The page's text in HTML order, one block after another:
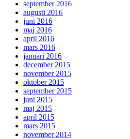
september 2016
augusti 2016
juni 2016
maj 2016
april 2016
mars 2016
januari 2016
december 2015
november 2015
oktober 2015
september 2015
juni 2015
maj 2015
april 2015
mars 2015
november 2014